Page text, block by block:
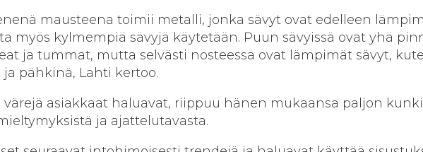
mausteena toimii metalli, jonka sävyt ovat edelleen
myös kylmempiä sävyjä käytetään. Puun sävyissä ovat yhä
ja tummat, mutta selvästi nosteessa ovat lämpimät sävyt,
ja pähkinä, Lahti kertoo.
värejä asiakkaat haluavat, riippuu hänen mukaansa paljon
ja ajattelutavasta.